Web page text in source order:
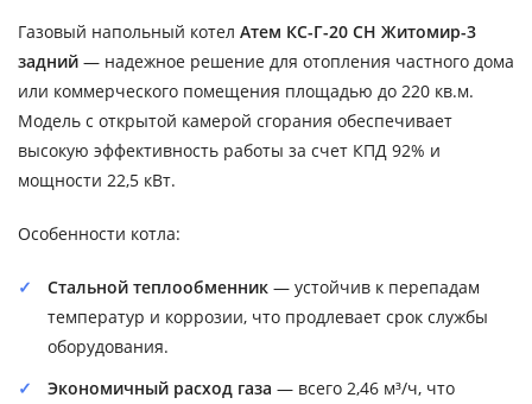
Газовый напольный котел Атем КС-Г-20 СН Житомир-3
задний — надежное решение для отопления частного дома
или коммерческого помещения площадью до 220 кв.м.
Модель с открытой камерой сгорания обеспечивает
высокую эффективность работы за счет КПД 92% и
мощности 22,5 кВт.
Особенности котла:
Стальной теплообменник — устойчив к перепадам
температур и коррозии, что продлевает срок службы
оборудования.
Экономичный расход газа — всего 2,46 м³/ч, что